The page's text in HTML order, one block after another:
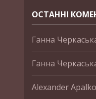
ОСТАННІ
Ганна
Ганна
Alexander